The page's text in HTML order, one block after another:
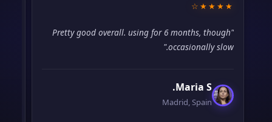
★★★★☆
"Pretty good overall. using for 6 months, though
occasionally slow."
Maria S.
Madrid, Spain